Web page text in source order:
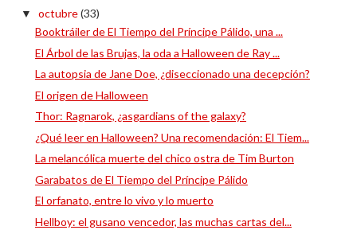
▼ octubre(33)
Booktráiler de El Tiempo del Príncipe Pálido, una ...
El Árbol de las Brujas, la oda a Halloween de Ray ...
La autopsia de Jane Doe, ¿diseccionado una decepción?
El origen de Halloween
Thor: Ragnarok, ¿asgardians of the galaxy?
¿Qué leer en Halloween? Una recomendación: El Tiem...
La melancólica muerte del chico ostra de Tim Burton
Garabatos de El Tiempo del Príncipe Pálido
El orfanato, entre lo vivo y lo muerto
Hellboy: el gusano vencedor, las muchas cartas del...